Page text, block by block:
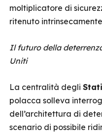
moltiplicatore di
ritenuto
Il futuro della
Uniti
La centralità degli
polacca solleva
dell’architettura di
scenario di possibile